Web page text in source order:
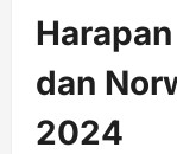
dan
2024